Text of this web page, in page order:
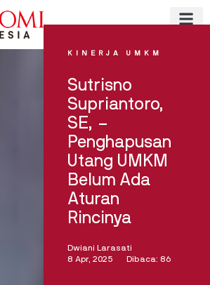
KINERJA UMKM
Sutrisno
Supriantoro,
SE, –
Penghapusan
Utang UMKM
Belum Ada
Aturan
Rincinya
Dwiani Larasati
8 Apr, 2025
Dibaca: 86